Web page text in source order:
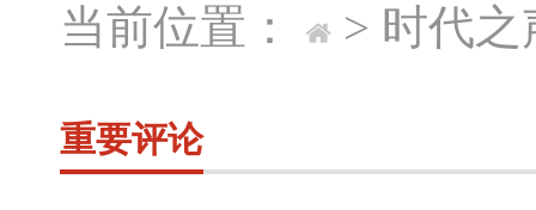
当前位置： > 时代之
重要评论